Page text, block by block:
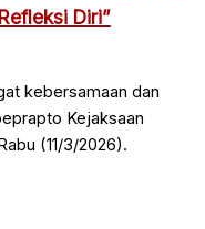
Diri”
kebersamaan dan
Kejaksaan
(11/3/2026).